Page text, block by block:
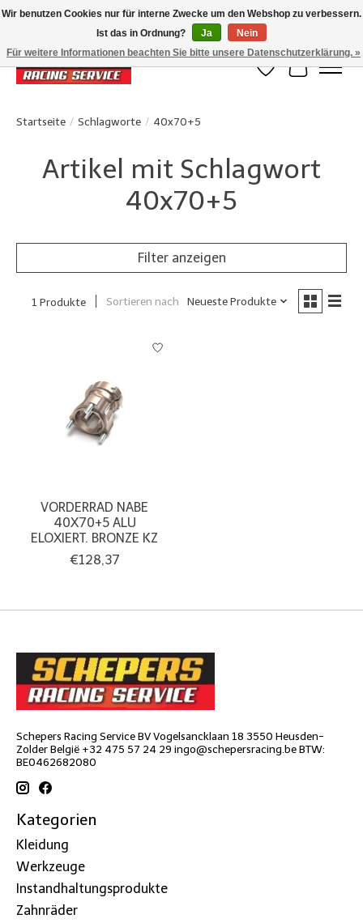
Klanten beoordelen ons met een 4,8/5 op Google reviews
Wunschzettel
Ihr
Startseite / Schlagworte / 40x70+5
Artikel mit Schlagwort
40x70+5
Filter anzeigen
1 Produkte Sortieren nach Neueste Produkte
VORDERRAD NABE
40X70+5 ALU
ELOXIERT. BRONZE KZ
€128,37
Schepers Racing Service BV Vogelsancklaan 18 3550 Heusden-
Zolder België +32 475 57 24 29 ingo@schepersracing.beBTW:
BE0462682080
Kategorien
Kleidung
Werkzeuge
Instandhaltungsprodukte
Zahnräder
Wir benutzen Cookies nur für interne Zwecke um den Webshop zu verbessern.
Ist das in Ordnung?
Ja
Nein
Für weitere Informationen beachten Sie bitte unsere Datenschutzerklärung. »